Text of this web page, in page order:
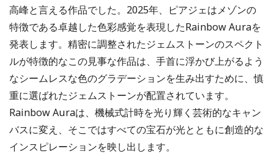
高峰と言える作品でした。2025年、ピアジェはメゾンの
特徴である卓越した色彩感覚を表現したRainbow Auraを
発表します。精密に調整されたジェムストーンのスペクト
ルが特徴的なこの見事な作品は、手首に浮かび上がるよう
なシームレスな色のグラデーションを生み出すために、慎
重に選ばれたジェムストーンが配置されています。
Rainbow Auraは、機械式計時を光り輝く芸術的なキャン
バスに変え、そこではすべての宝石が光とともに創造的な
インスピレーションを映し出します。